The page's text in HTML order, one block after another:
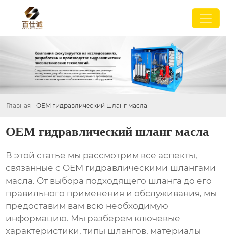
Главная - OEM гидравлический шланг масла
OEM гидравлический шланг масла
В этой статье мы рассмотрим все аспекты,
связанные с OEM гидравлическими шлангами
масла. От выбора подходящего шланга до его
правильного применения и обслуживания, мы
предоставим вам всю необходимую
информацию. Мы разберем ключевые
характеристики, типы шлангов, материалы